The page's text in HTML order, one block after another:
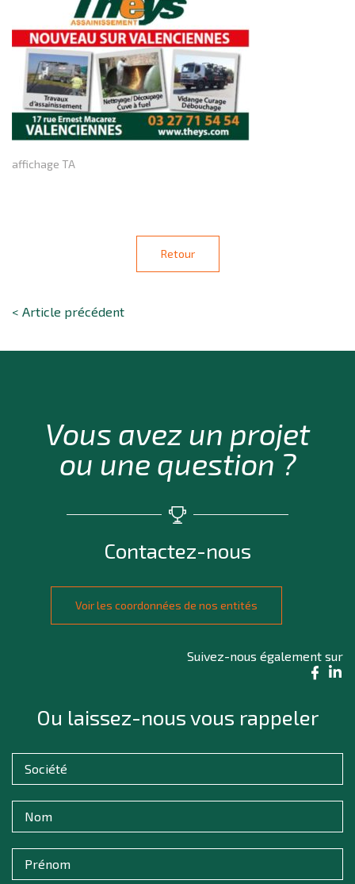
affichage TA
Retour
< Article précédent
Vous avez un projet
ou une question ?
Contactez-nous
Voir les coordonnées de nos entités
Suivez-nous également sur
Ou laissez-nous vous rappeler